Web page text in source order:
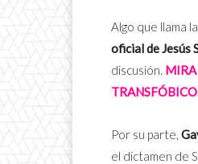
Algo que llama
oficial de Jesús
discusión. MIRA
Por su parte,
el dictamen de